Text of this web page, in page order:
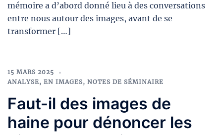
mémoire a d’abord donné lieu à des conversations
entre nous autour des images, avant de se
transformer […]
15 MARS 2025
ANALYSE, EN IMAGES, NOTES DE SÉMINAIRE
Faut-il des images de
haine pour dénoncer les